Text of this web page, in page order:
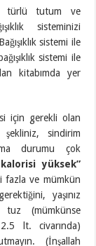
türlü tutum ve
sisteminizi
sistemi ile
sistemi ile
kitabımda yer
için gerekli olan
şekliniz, sindirim
durumu çok
yüksek”
fazla ve mümkün
yaşınız
(mümkünse
lt. civarında)
(İnşallah